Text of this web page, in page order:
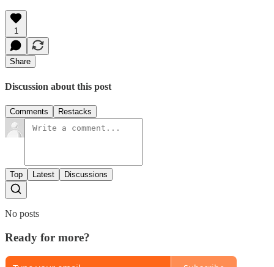
1
Share
Discussion about this post
Comments Restacks
Top Latest Discussions
No posts
Ready for more?